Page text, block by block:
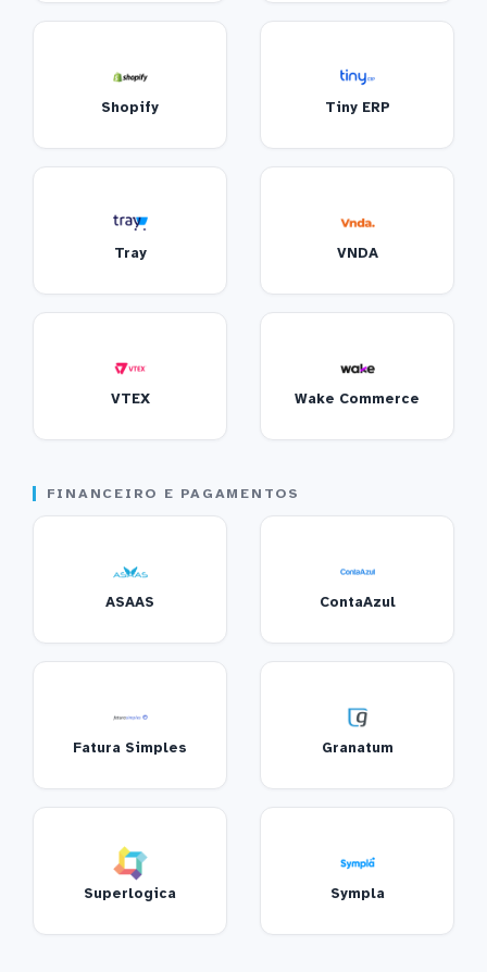
Shopify Tiny ERP
Tray VNDA
VTEX Wake Commerce
FINANCEIRO E PAGAMENTOS
ASAAS ContaAzul
Fatura Simples Granatum
Superlogica Sympla